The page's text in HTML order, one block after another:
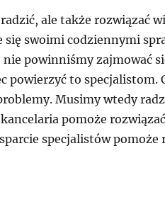
ale także rozwiązać
się swoimi codziennymi
nie powinniśmy zajmować
powierzyć to specjalistom.
Musimy wtedy
pomoże
specjalistów pomoże